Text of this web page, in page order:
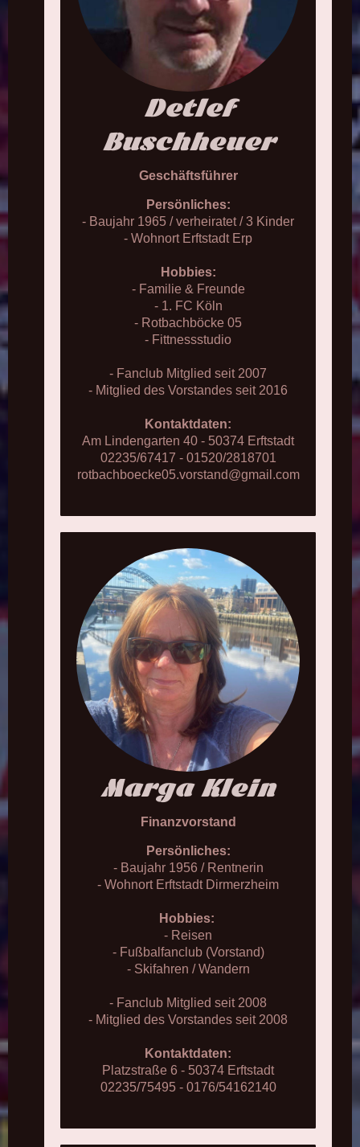
Detlef
Buschheuer
Geschäftsführer
Persönliches:
- Baujahr 1965 / verheiratet / 3 Kinder
- Wohnort Erftstadt Erp
Hobbies:
- Familie & Freunde
- 1. FC Köln
- Rotbachböcke 05
- Fittnessstudio
- Fanclub Mitglied seit 2007
- Mitglied des Vorstandes seit 2016
Kontaktdaten:
Am Lindengarten 40 - 50374 Erftstadt
02235/67417 - 01520/2818701
rotbachboecke05.vorstand@gmail.com
Marga Klein
Finanzvorstand
Persönliches:
- Baujahr 1956 / Rentnerin
- Wohnort Erftstadt Dirmerzheim
Hobbies:
- Reisen
- Fußbalfanclub (Vorstand)
- Skifahren / Wandern
- Fanclub Mitglied seit 2008
- Mitglied des Vorstandes seit 2008
Kontaktdaten:
Platzstraße 6 - 50374 Erftstadt
02235/75495 - 0176/54162140